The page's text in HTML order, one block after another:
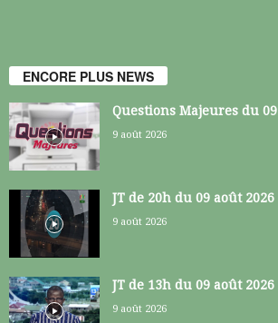
ENCORE PLUS NEWS
Questions Majeures du
9 août 2026
JT de 20h du 09 août 2026
9 août 2026
JT de 13h du 09 août 2026
9 août 2026